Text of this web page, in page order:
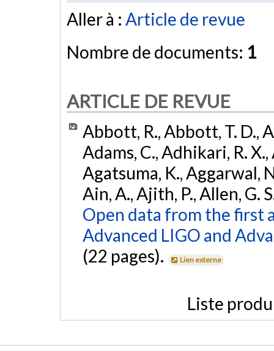
Aller à : Article de revue
Nombre de documents: 1
ARTICLE DE REVUE
Abbott, R., Abbott, T. D.,
Adams, C., Adhikari, R.
Agatsuma, K., Aggarwal,
Ain, A., Ajith, P., Allen, G.
Open data from the first
Advanced LIGO and
(22 pages).
Lien externe
Liste